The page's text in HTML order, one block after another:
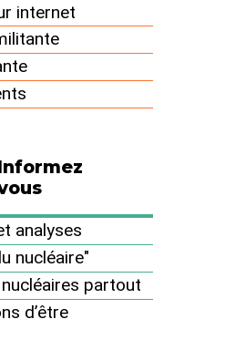
internet
analyses
nucléaire"
partout
d’être
: saving
industry with
report presented to the
and classified “Secret
by the Elysée Palace on